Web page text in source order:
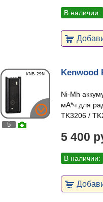
В наличии:
5
Kenwood
Ni-Mh
мА*ч для
TK3206 /
5 400
В наличии: